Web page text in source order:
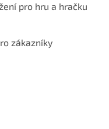
pro hru a hračku
zákazníky